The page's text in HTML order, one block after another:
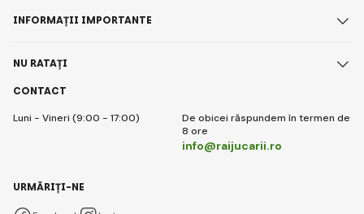
CONTACT
Luni - Vineri (9:00 - 17:00)
De obicei răspundem în termen de
8 ore
info@raijucarii.ro
INFORMAȚII IMPORTANTE
NU RATAȚI
URMĂRIȚI-NE